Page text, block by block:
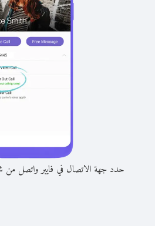
حدد جهة الاتصال في فايبر واتصل من